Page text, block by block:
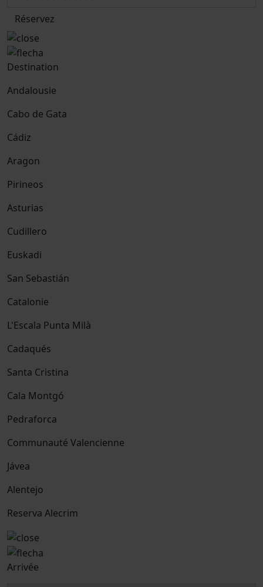
Réservez
Destination
Andalousie
Cabo de Gata
Cádiz
Aragon
Pirineos
Asturias
Cudillero
Euskadi
San Sebastián
Catalonie
L'Escala Punta Milà
Cadaqués
Santa Cristina
Cala Montgó
Pedraforca
Communauté Valencienne
Jávea
Alentejo
Reserva Alecrim
Arrivée